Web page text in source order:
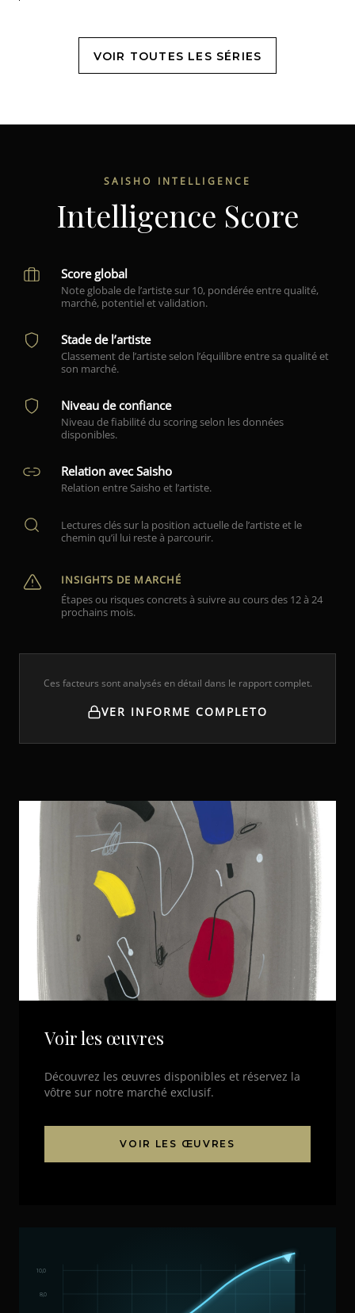
VOIR TOUTES LES SÉRIES
SAISHO INTELLIGENCE
Intelligence Score
Score global
Note globale de l’artiste sur 10, pondérée entre qualité,
marché, potentiel et validation.
Stade de l’artiste
Classement de l’artiste selon l’équilibre entre sa qualité et
son marché.
Niveau de confiance
Niveau de fiabilité du scoring selon les données
disponibles.
Relation avec Saisho
Relation entre Saisho et l’artiste.
Lectures clés sur la position actuelle de l’artiste et le
chemin qu’il lui reste à parcourir.
INSIGHTS DE MARCHÉ
Étapes ou risques concrets à suivre au cours des 12 à 24
prochains mois.
Ces facteurs sont analysés en détail dans le rapport complet.
VER INFORME COMPLETO
Voir les œuvres
Découvrez les œuvres disponibles et réservez la
vôtre sur notre marché exclusif.
VOIR LES ŒUVRES
8,0
10,0